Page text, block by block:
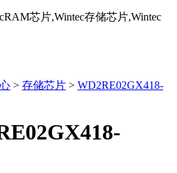
> 存储芯片 > WD2RE02GX418-